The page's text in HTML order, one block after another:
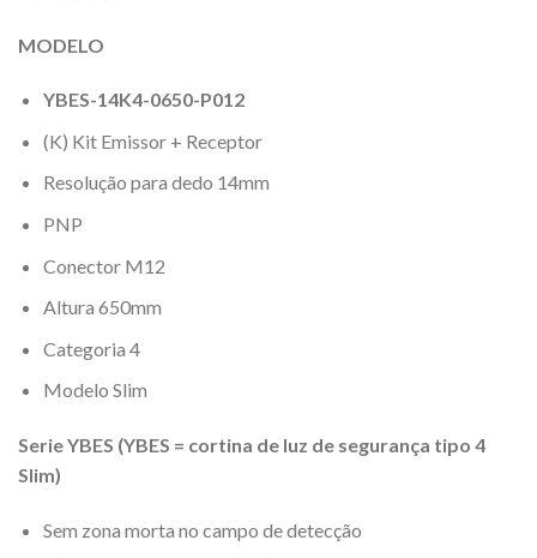
MODELO
YBES-14K4-0650-P012
(K) Kit Emissor + Receptor
Resolução para dedo 14mm
PNP
Conector M12
Altura 650mm
Categoria 4
Modelo Slim
Serie YBES (YBES = cortina de luz de segurança tipo 4
Slim)
Sem zona morta no campo de detecção